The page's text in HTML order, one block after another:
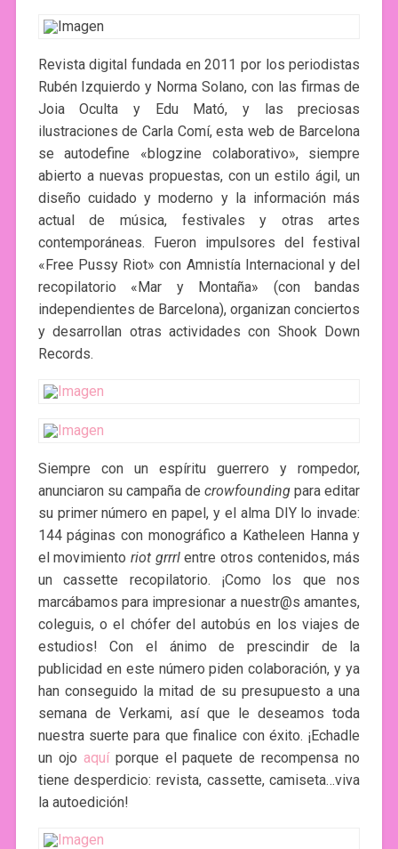
Revista digital fundada en 2011 por los periodistas
Rubén Izquierdo y Norma Solano, con las firmas de
Joia Oculta y Edu Mató, y las preciosas
ilustraciones de Carla Comí, esta web de Barcelona
se autodefine «blogzine colaborativo», siempre
abierto a nuevas propuestas, con un estilo ágil, un
diseño cuidado y moderno y la información más
actual de música, festivales y otras artes
contemporáneas. Fueron impulsores del festival
«Free Pussy Riot» con Amnistía Internacional y del
recopilatorio «Mar y Montaña» (con bandas
independientes de Barcelona), organizan conciertos
y desarrollan otras actividades con Shook Down
Records.
Siempre con un espíritu guerrero y rompedor,
anunciaron su campaña decrowfounding para editar
su primer número en papel, y el alma DIY lo invade:
144 páginas con monográfico a Katheleen Hanna y
el movimiento riot grrrlentre otros contenidos, más
un cassette recopilatorio. ¡Como los que nos
marcábamos para impresionar a nuestr@s amantes,
coleguis, o el chófer del autobús en los viajes de
estudios! Con el ánimo de prescindir de la
publicidad en este número piden colaboración, y ya
han conseguido la mitad de su presupuesto a una
semana de Verkami, así que le deseamos toda
nuestra suerte para que finalice con éxito. ¡Echadle
un ojo aquíporque el paquete de recompensa no
tiene desperdicio: revista, cassette, camiseta…viva
la autoedición!